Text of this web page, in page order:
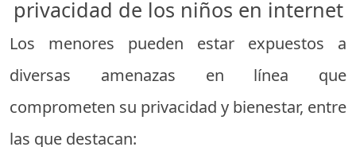
privacidad de los niños en internet
Los menores pueden estar expuestos a
diversas amenazas en línea que
comprometen su privacidad y bienestar, entre
las que destacan: